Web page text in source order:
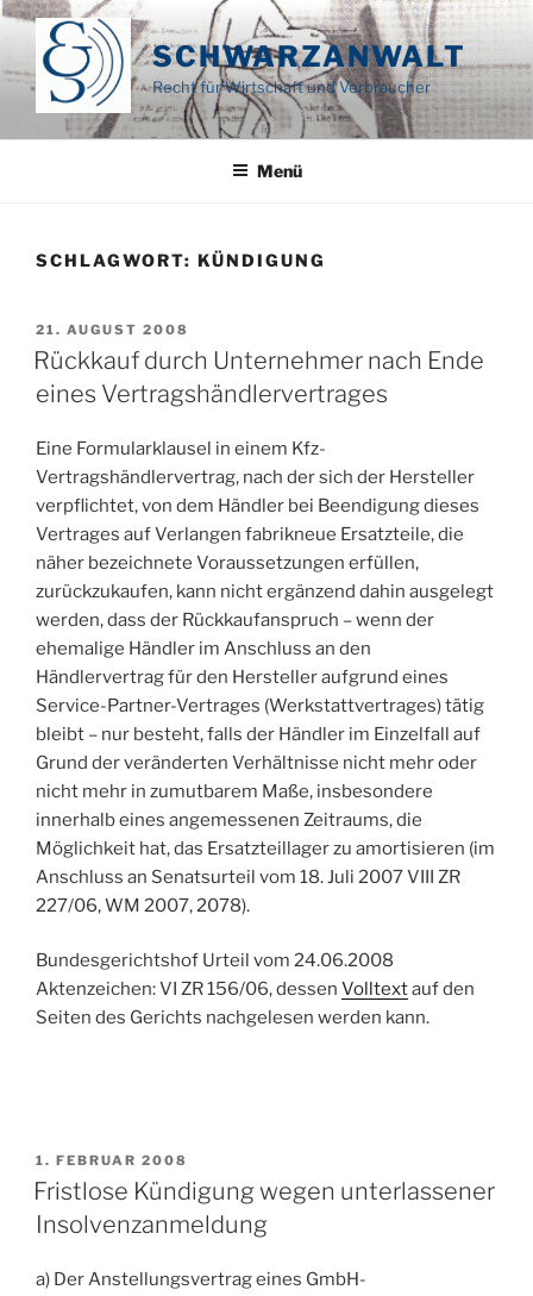
Zum
springen
SCHWARZANWALT
Recht für Wirtschaft und Verbraucher
Menü
SCHLAGWORT: KÜNDIGUNG
VERÖFFENTLICHT
AM
21. AUGUST 2008
Rückkauf durch Unternehmer nach Ende
eines Vertragshändlervertrages
Eine Formularklausel in einem Kfz-
Vertragshändlervertrag, nach der sich der Hersteller
verpflichtet, von dem Händler bei Beendigung dieses
Vertrages auf Verlangen fabrikneue Ersatzteile, die
näher bezeichnete Voraussetzungen erfüllen,
zurückzukaufen, kann nicht ergänzend dahin ausgelegt
werden, dass der Rückkaufanspruch – wenn der
ehemalige Händler im Anschluss an den
Händlervertrag für den Hersteller aufgrund eines
Service-Partner-Vertrages (Werkstattvertrages) tätig
bleibt – nur besteht, falls der Händler im Einzelfall auf
Grund der veränderten Verhältnisse nicht mehr oder
nicht mehr in zumutbarem Maße, insbesondere
innerhalb eines angemessenen Zeitraums, die
Möglichkeit hat, das Ersatzteillager zu amortisieren (im
Anschluss an Senatsurteil vom 18. Juli 2007 VIII ZR
227/06, WM 2007, 2078).
Bundesgerichtshof Urteil vom 24.06.2008
Aktenzeichen: VI ZR 156/06, dessen Volltextauf den
Seiten des Gerichts nachgelesen werden kann.
VERÖFFENTLICHT
AM
1. FEBRUAR 2008
Fristlose Kündigung wegen unterlassener
Insolvenzanmeldung
a) Der Anstellungsvertrag eines GmbH-